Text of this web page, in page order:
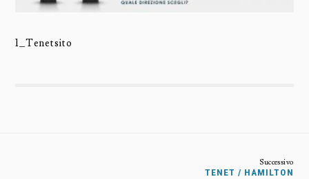
1_Tenetsito
TENET / HAMILTON